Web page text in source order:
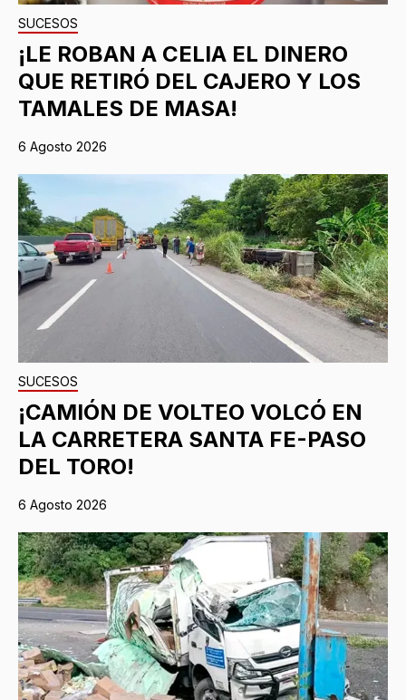
SUCESOS
¡LE ROBAN A CELIA EL DINERO
QUE RETIRÓ DEL CAJERO Y LOS
TAMALES DE MASA!
6 Agosto 2026
SUCESOS
¡CAMIÓN DE VOLTEO VOLCÓ EN
LA CARRETERA SANTA FE-PASO
DEL TORO!
6 Agosto 2026